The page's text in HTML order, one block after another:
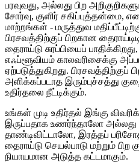
பரவுவது, அல்லது பிற
சோர்வு, குளிர் சகிப்புத்தன்மை,
மாற்றங்கள் - மருத்துவ
பிரசவத்திற்குப் பிறகான
தைராய்டு சுரப்பியைப்
எஃப்ளூவியம் காலவரிசைக்கு
ஏற்படுத்துகிறது. பிரசவத்திற்குப்
அளிக்கப்படாத இரும்புச்சத்து
உதிர்தலை நீட்டிக்கும்.
உங்கள் முடி உதிர்தல் இங்கு
இருப்பதாக உணர்ந்தாலோ அல்லது
தாண்டிவிட்டாலோ, இரத்தப்
தைராய்டு செயல்பாடு மற்றும் பிற
நியாயமான அடுத்த கட்டமாகும்.